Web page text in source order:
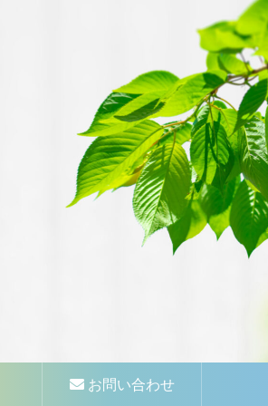
お問い合わせ